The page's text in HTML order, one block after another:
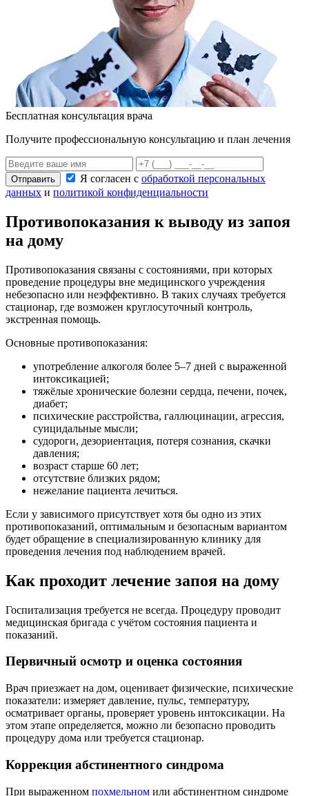
Бесплатная консультация врача
Получите профессиональную консультацию и план лечения
Отправить Я согласен с обработкой персональных
данных и политикой конфиденциальности
Противопоказания к выводу из запоя
на дому
Противопоказания связаны с состояниями, при которых
проведение процедуры вне медицинского учреждения
небезопасно или неэффективно. В таких случаях требуется
стационар, где возможен круглосуточный контроль,
экстренная помощь.
Основные противопоказания:
употребление алкоголя более 5–7 дней с выраженной
интоксикацией;
тяжёлые хронические болезни сердца, печени, почек,
диабет;
психические расстройства, галлюцинации, агрессия,
суицидальные мысли;
судороги, дезориентация, потеря сознания, скачки
давления;
возраст старше 60 лет;
отсутствие близких рядом;
нежелание пациента лечиться.
Если у зависимого присутствует хотя бы одно из этих
противопоказаний, оптимальным и безопасным вариантом
будет обращение в специализированную клинику для
проведения лечения под наблюдением врачей.
Как проходит лечение запоя на дому
Госпитализация требуется не всегда. Процедуру проводит
медицинская бригада с учётом состояния пациента и
показаний.
Первичный осмотр и оценка состояния
Врач приезжает на дом, оценивает физические, психические
показатели: измеряет давление, пульс, температуру,
осматривает органы, проверяет уровень интоксикации. На
этом этапе определяется, можно ли безопасно проводить
процедуру дома или требуется стационар.
Коррекция абстинентного синдрома
При выраженном похмельном или абстинентном синдроме